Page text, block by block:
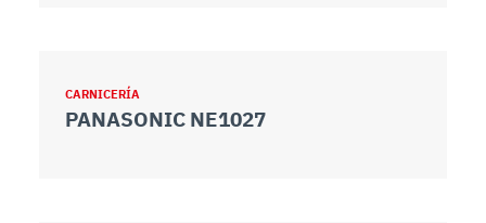
CARNICERÍA
PANASONIC NE1027